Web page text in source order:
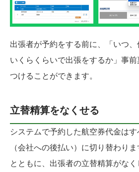
出張者が予約をする前に、「いつ
いくらくらいで出張をするか」事
つけることができます。
立替精算をなくせる
システムで予約した航空券代金は
（会社への後払い）に切り替わり
とともに、出張者の立替精算がな